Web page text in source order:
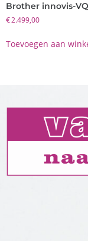
Brother innovis-
€2.499,00
Toevoegen aan